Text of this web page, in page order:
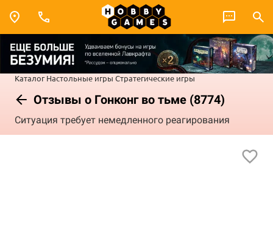
Каталог Настольные игры Стратегические игры
Отзывы о Гонконг во тьме (8774)
Ситуация требует немедленного реагирования